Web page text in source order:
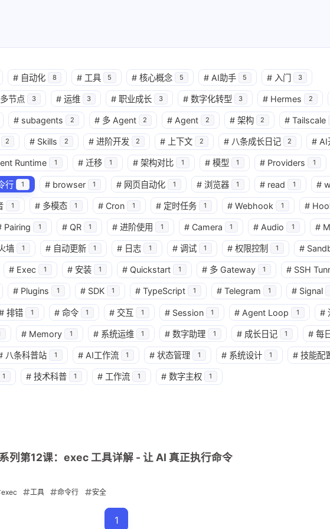
兴趣点
寻找你感兴趣的领域
AI Agent 3 Agent2 Agent
Heartbeat Hermes Hooks1
TTS2 Tailnet
# 自动化 8 # 工具 5 # 核心概念 5 # AI助手 5 # 入门 3
多节点 3 # 运维 3 # 职业成长 3 # 数字化转型 3 # Hermes 2
# subagents 2 # 多 Agent 2 # Agent 2 # 架构 2 # Tailscale
2 # Skills 2 # 进阶开发 2 # 上下文 2 # 八条成长日记 2 # AI
Runtime 1 # 迁移 1 # 架构对比 1 # 模型 1 # Providers 1
行 1 # browser 1 # 网页自动化 1 # 浏览器 1 # read 1 #
1 # 多模态 1 # Cron 1 # 定时任务 1 # Webhook 1 #
Pairing 1 # QR 1 # 进阶使用 1 # Camera 1 # Audio 1 #
墙 1 # 自动更新 1 # 日志 1 # 调试 1 # 权限控制 1 #
# Exec 1 # 安装 1 # Quickstart 1 # 多 Gateway 1 # SSH
# Plugins 1 # SDK 1 # TypeScript 1 # Telegram 1 # Signal
排错 1 # 命令 1 # 交互 1 # Session 1 # Agent Loop 1 #
# Memory 1 # 系统运维 1 # 数字助理 1 # 成长日记 1 # 每
八条科普站 1 # AI工作流 1 # 状态管理 1 # 系统设计 1 # 技能配
1 # 技术科普 1 # 工作流 1 # 数字主权 1
列第12课：exec 工具详解 - 让 AI 真正执行命令
exec 工具 命令行 安全
1